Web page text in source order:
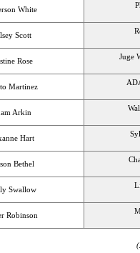
White
Scott
Rose
Juge
Martinez
Arkin
Hart
Bethel
Swallow
Robinson